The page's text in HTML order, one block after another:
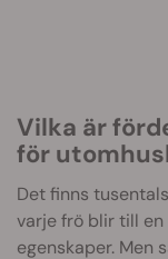
Vilka är
för
Det finns
varje frö blir till
egenskaper. Men